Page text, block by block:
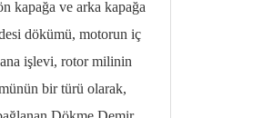
kapağa ve arka kapağa
dökümü, motorun iç
işlevi, rotor milinin
bir türü olarak,